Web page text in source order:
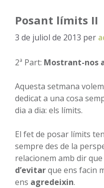
Posant límits II
3 de juliol de 2013 per
2ª Part: Mostrant-nos
Aquesta setmana
dedicat a una cosa
dia a dia: els límits.
El fet de posar límits
sempre des de la
relacionem amb dir
d’evitarque ens facin
ens agredeixin.